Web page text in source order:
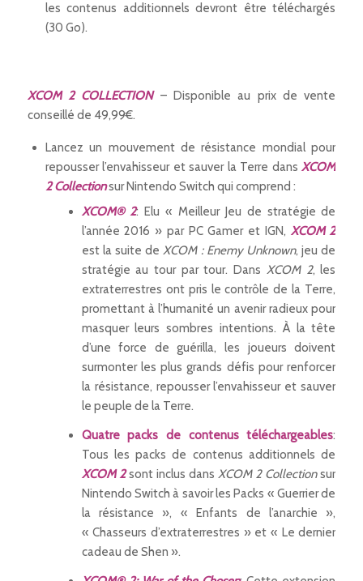
les contenus additionnels devront être téléchargés
(30 Go).
XCOM 2 COLLECTION – Disponible au prix de vente
conseillé de 49,99€.
Lancez un mouvement de résistance mondial pour
repousser l’envahisseur et sauver la Terre dansXCOM
2 Collectionsur Nintendo Switch qui comprend :
XCOM® 2: Elu « Meilleur Jeu de stratégie de
l’année 2016 » par PC Gamer et IGN, XCOM 2
est la suite deXCOM : Enemy Unknown, jeu de
stratégie au tour par tour. Dans XCOM 2, les
extraterrestres ont pris le contrôle de la Terre,
promettant à l’humanité un avenir radieux pour
masquer leurs sombres intentions. À la tête
d’une force de guérilla, les joueurs doivent
surmonter les plus grands défis pour renforcer
la résistance, repousser l’envahisseur et sauver
le peuple de la Terre.
Quatre packs de contenus téléchargeables:
Tous les packs de contenus additionnels de
XCOM 2sont inclus dansXCOM 2 Collectionsur
Nintendo Switch à savoir les Packs « Guerrier de
la résistance », « Enfants de l’anarchie »,
« Chasseurs d’extraterrestres » et « Le dernier
cadeau de Shen ».